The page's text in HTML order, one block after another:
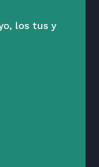
los tus y